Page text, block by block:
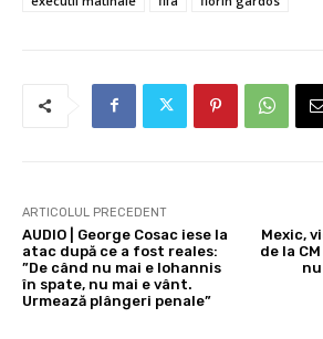
ARTICOLUL PRECEDENT
AUDIO | George Cosac iese la
atac după ce a fost reales:
”De când nu mai e Iohannis
în spate, nu mai e vânt.
Urmează plângeri penale”
Mexic,
de la